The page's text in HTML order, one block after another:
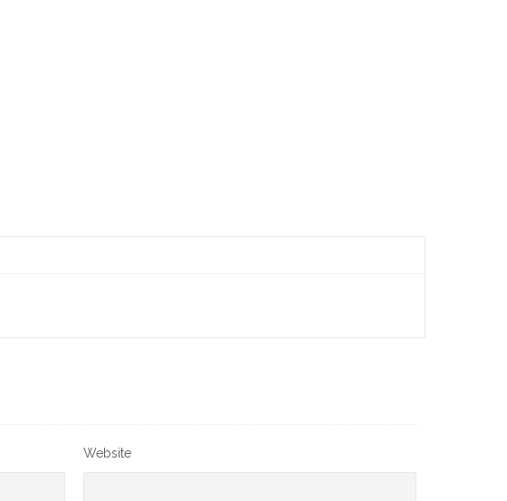
Website